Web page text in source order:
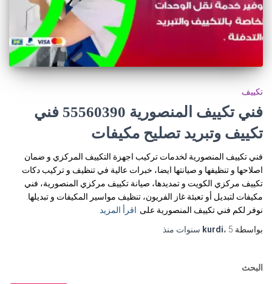
تكييف
فني تكييف المنصورية 55560390 فني
تكييف وتبريد تصليح مكيفات
فني تكييف المنصورية لخدمات تركيب اجهزة التكييف المركزي و ضمان
اصلاحها و تنظيفها و صيانتها ايضا، خبرات عالية في تنظيف و تركيب دكات
تكييف مركزي الكويت و تمديدها، صيانة تكييف مركزي المنصورية، فني
مكيفات لتبديل أو تعبئة غاز الفريون، تنظيف مواسير المكيفات و تبديلها.
نوفر لكم فني تكييف المنصورية على اقرأ المزيد
بواسطة
kurdi، 5 سنوات منذ
البحث